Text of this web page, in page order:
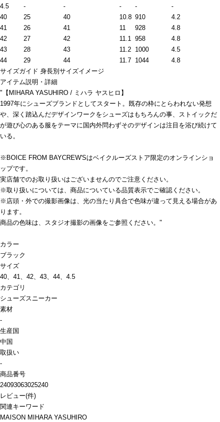
4.5
- - - -
-
40
25 40 10.8 910
4.2
41
26 41 11 928
4.8
42
27 42 11.1 958
4.8
43
28 43 11.2 1000
4.5
44
29 44 11.7 1044
4.8
サイズガイド 身長別サイズイメージ
アイテム説明・詳細
"【MIHARA YASUHIRO / ミハラ ヤスヒロ】
1997年にシューズブランドとしてスタート。既存の枠にとらわれない発想
や、深く踏込んだデザインワークをシューズはもちろんの事、ストイックだ
が遊び心のある服をテーマに国内外問わずそのデザインは注目を浴び続けて
いる。
※BOICE FROM BAYCREW'Sはベイクルーズストア限定のオンラインショ
ップです。
実店舗でのお取り扱いはございませんのでご注意ください。
※取り扱いについては、商品についている品質表示でご確認ください。
※店頭・外での撮影画像は、光の当たり具合で色味が違って見える場合があ
ります。
商品の色味は、スタジオ撮影の画像をご参照ください。"
カラー
ブラック
サイズ
40、41、42、43、44、4.5
カテゴリ
シューズスニーカー
素材
-
生産国
中国
取扱い
-
商品番号
24093063025240
レビュー(件)
関連キーワード
MAISON MIHARA YASUHIRO